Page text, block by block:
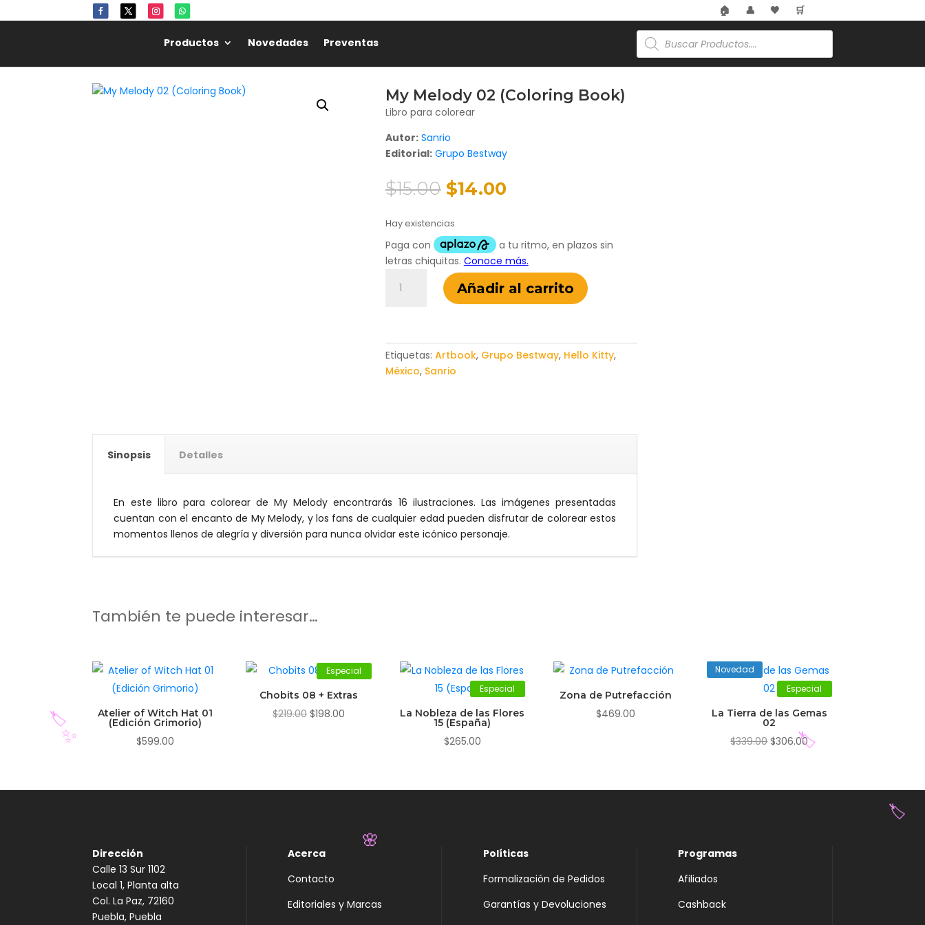
🏠 👤 🖤 🛒
Productos Novedades Preventas
Búsqueda
de
productos
My Melody 02 (Coloring Book)
Libro para colorear
Autor: Sanrio
Editorial: Grupo Bestway
$15.00 El
precio
original
era:
$15.00.
$14.00El
es:
$14.00.
Hay existencias
Melody
Book)
cantidad
Añadir al carrito
Etiquetas: Artbook, Grupo Bestway, Hello Kitty,
México, Sanrio
Sinopsis Detalles
En este libro para colorear de My Melody encontrarás 16 ilustraciones. Las imágenes presentadas
cuentan con el encanto de My Melody, y los fans de cualquier edad pueden disfrutar de colorear estos
momentos llenos de alegría y diversión para nunca olvidar este icónico personaje.
También te puede interesar…
Atelier of Witch Hat 01
(Edición Grimorio)
$599.00
Especial
Chobits 08 + Extras
$219.00 El
$198.00
Especial
La Nobleza de las Flores
15 (España)
$265.00
Zona de Putrefacción
$469.00
Especial
Novedad
La Tierra de las Gemas
02
$339.00El
era:
$306.00El
es:
Dirección
Calle 13 Sur 1102
Local 1, Planta alta
Col. La Paz, 72160
Puebla, Puebla
Acerca
Contacto
Editoriales y Marcas
Políticas
Formalización de Pedidos
Garantías y Devoluciones
Programas
Afiliados
Cashback
🌸
✨ 🏷️